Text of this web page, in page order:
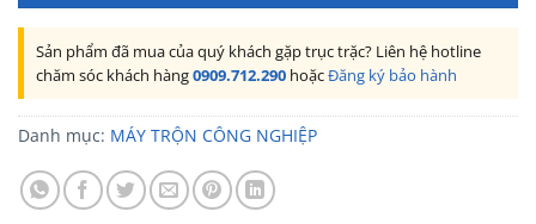
Sản phẩm đã mua của quý khách gặp trục trặc? Liên hệ hotline
chăm sóc khách hàng0909.712.290 hoặcĐăng ký bảo hành
Danh mục: MÁY TRỘN CÔNG NGHIỆP